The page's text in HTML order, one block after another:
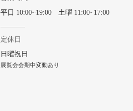
平日 10:00~19:00 土曜 11:00~17:00
定休日
日曜祝日
展覧会会期中変動あり